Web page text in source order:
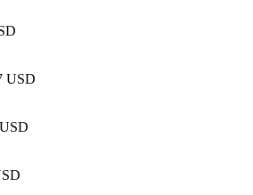
USD